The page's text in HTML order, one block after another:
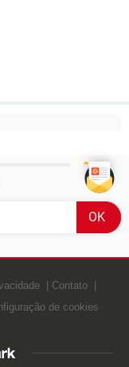
Contato
de cookies